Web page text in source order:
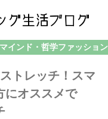
マインド・哲学ファッション
トレッチ！スマ
にオススメで